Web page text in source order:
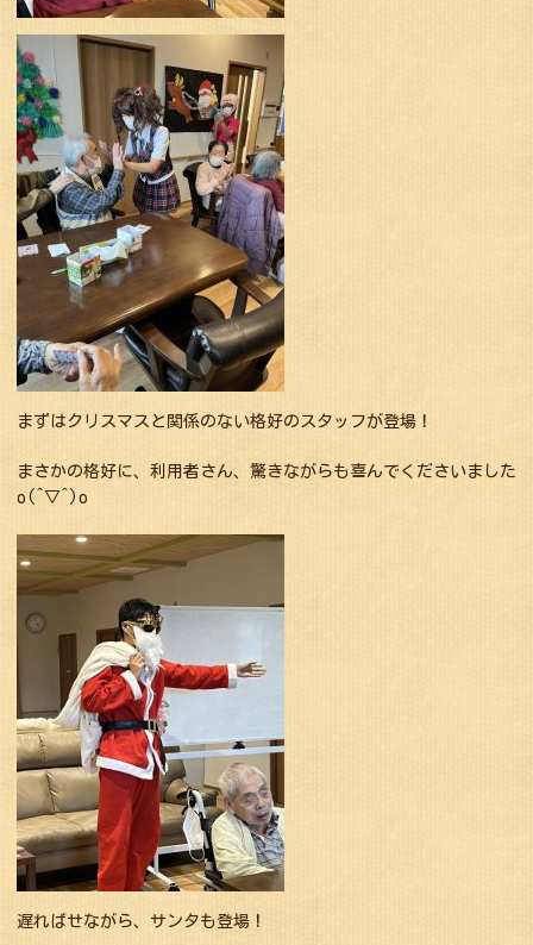
まずはクリスマスと関係のない格好のスタッフが登場！
まさかの格好に、利用者さん、驚きながらも喜んでくださいました
o(^▽^)o
遅ればせながら、サンタも登場！